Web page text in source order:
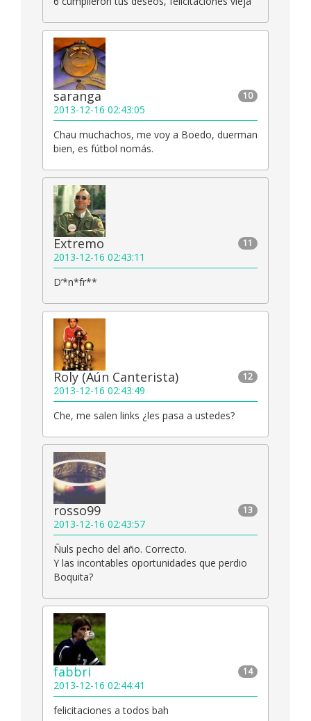
10
saranga
2013-12-16 02:43:05
Chau muchachos, me voy a Boedo, duerman
bien, es fútbol nomás.
11
Extremo
2013-12-16 02:43:11
D’*n*fr**
12
Roly (Aún Canterista)
2013-12-16 02:43:49
Che, me salen links ¿les pasa a ustedes?
13
rosso99
2013-12-16 02:43:57
Ñuls pecho del año. Correcto.
Y las incontables oportunidades que perdio
Boquita?
14
fabbri
2013-12-16 02:44:41
felicitaciones a todos bah